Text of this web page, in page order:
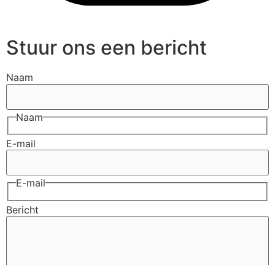
Stuur ons een bericht
Naam
Naam
E-mail
E-mail
Bericht